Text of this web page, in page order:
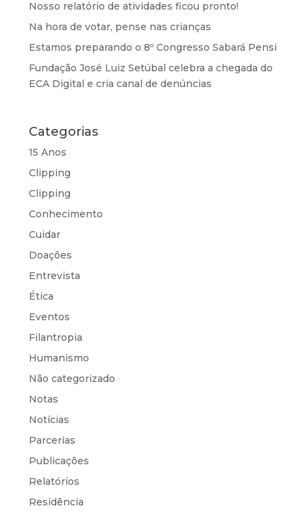
Nosso relatório de atividades ficou pronto!
Na hora de votar, pense nas crianças
Estamos preparando o 8º Congresso Sabará Pensi
Fundação José Luiz Setúbal celebra a chegada do
ECA Digital e cria canal de denúncias
Categorias
15 Anos
Clipping
Clipping
Conhecimento
Cuidar
Doações
Entrevista
Ética
Eventos
Filantropia
Humanismo
Não categorizado
Notas
Notícias
Parcerias
Publicações
Relatórios
Residência